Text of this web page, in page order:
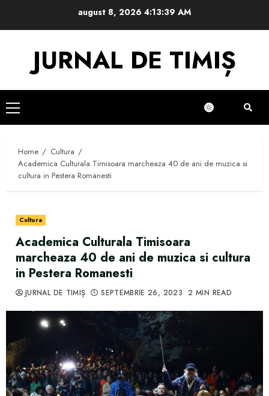
august 8, 2026 4:13:40 AM
JURNAL DE TIMIȘ
Primary
Menu
Home
Cultura
Academica Culturala Timisoara marcheaza 40 de ani de muzica si
cultura in Pestera Romanesti
Cultura
Academica Culturala Timisoara
marcheaza 40 de ani de muzica si cultura
in Pestera Romanesti
JURNAL DE TIMIȘ SEPTEMBRIE 26, 2023 2 MIN READ